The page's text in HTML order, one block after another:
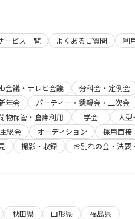
ービス一覧 よくあるご質問 利
会議・テレビ会議 分科会・定例会
年会 パーティー・懇親会・二次会
物保管・倉庫利用 学会 大型
総会 オーディション 採用面接
撮影・収録 お別れの会・法要
秋田県 山形県 福島県